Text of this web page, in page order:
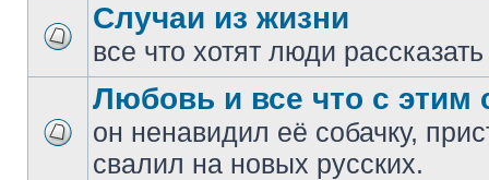
Случаи из жизни
все что хотят люди
Любовь и все что с этим
он ненавидил её собачку,
свалил на новых русских.